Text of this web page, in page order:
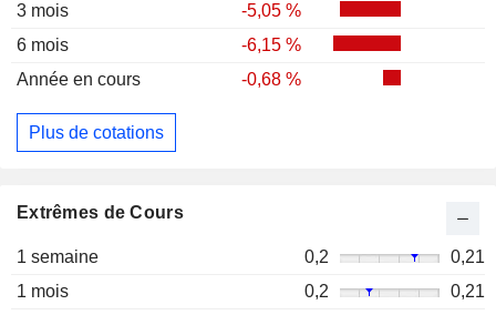
3 mois
-5,05 %
6 mois
-6,15 %
Année en cours
-0,68 %
Plus de cotations
Extrêmes de Cours
1 semaine 0,2
0,21
1 mois
0,2
0,21